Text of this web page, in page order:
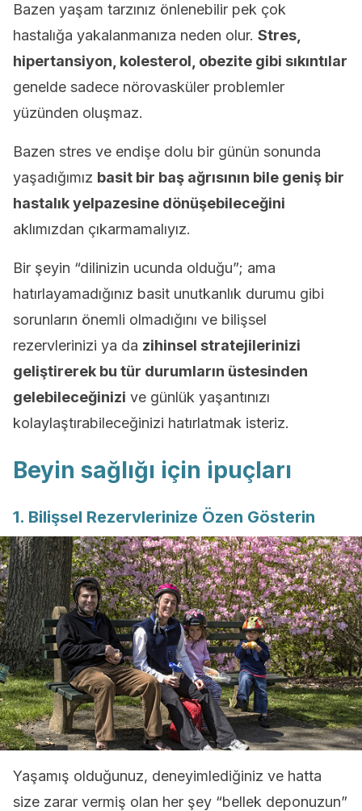
Bazen yaşam tarzınız önlenebilir pek çok
hastalığa yakalanmanıza neden olur. Stres,
hipertansiyon, kolesterol, obezite gibi sıkıntılar
genelde sadece nörovasküler problemler
yüzünden oluşmaz.
Bazen stres ve endişe dolu bir günün sonunda
yaşadığımız basit bir baş ağrısının bile geniş bir
hastalık yelpazesine dönüşebileceğini
aklımızdan çıkarmamalıyız.
Bir şeyin “dilinizin ucunda olduğu”; ama
hatırlayamadığınız basit unutkanlık durumu gibi
sorunların önemli olmadığını ve bilişsel
rezervlerinizi ya da zihinsel stratejilerinizi
geliştirerek bu tür durumların üstesinden
gelebileceğinizi ve günlük yaşantınızı
kolaylaştırabileceğinizi hatırlatmak isteriz.
Beyin sağlığı için ipuçları
1. Bilişsel Rezervlerinize Özen Gösterin
Yaşamış olduğunuz, deneyimlediğiniz ve hatta
size zarar vermiş olan her şey “bellek deponuzun”